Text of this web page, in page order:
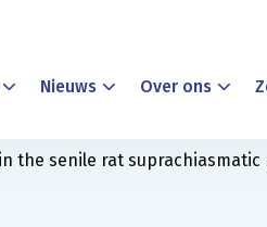
Nieuws Over ons
the senile rat suprachiasmatic